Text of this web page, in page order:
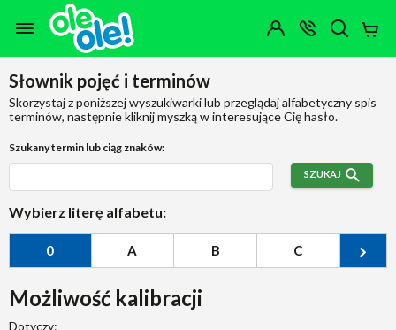
Przejdź do zawartości strony
Przejdź do wyszukiwarki
Przejdź do kategorii
Przejdź do stopki
OTWÓRZ
MENU
Moje
Konto
(0)
Słownik pojęć i terminów
Skorzystaj z poniższej wyszukiwarki lub przeglądaj alfabetyczny spis
terminów, następnie kliknij myszką w interesujące Cię hasło.
Szukany termin lub ciąg znaków:
SZUKAJ
Wybierz literę alfabetu:
0 A B C
Możliwość kalibracji
Dotyczy: